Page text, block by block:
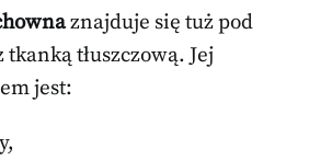
znajduje się tuż pod
tkanką tłuszczową. Jej
jest: